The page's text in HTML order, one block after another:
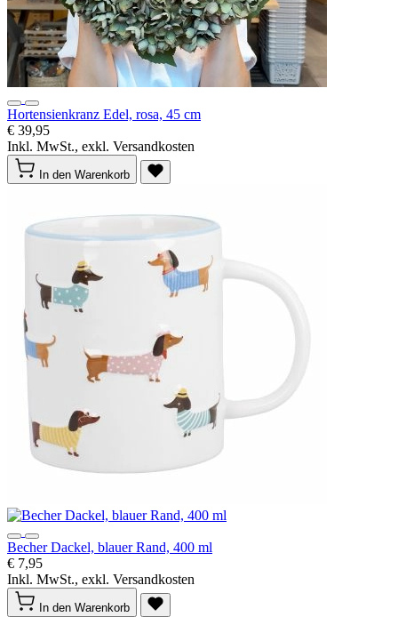
Hortensienkranz Edel, rosa, 45 cm
€ 39,95
Inkl. MwSt., exkl. Versandkosten
In den Warenkorb
Becher Dackel, blauer Rand, 400 ml
€ 7,95
Inkl. MwSt., exkl. Versandkosten
In den Warenkorb